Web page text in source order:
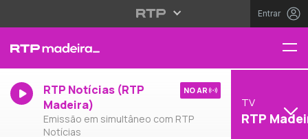
Entrar
RTP Notícias (RTP
Madeira)
Emissão em simultâneo com RTP
Notícias
NO AR
TV
RTP